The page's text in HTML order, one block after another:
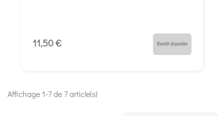
11,50 € Bientôt disponible
Affichage 1-7 de 7 article(s)